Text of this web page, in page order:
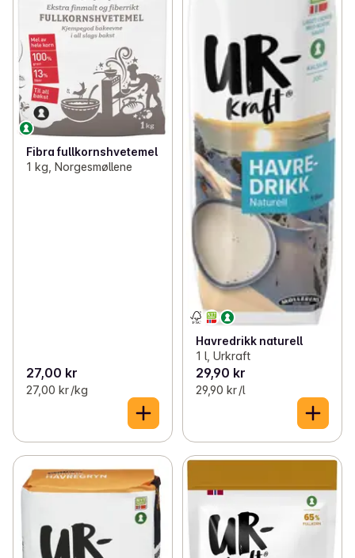
Fibra fullkornshvetemel
1 kg, Norgesmøllene
27,00 kr
27,00 kr /kg
Havredrikk naturell
1 l, Urkraft
29,90 kr
29,90 kr /l